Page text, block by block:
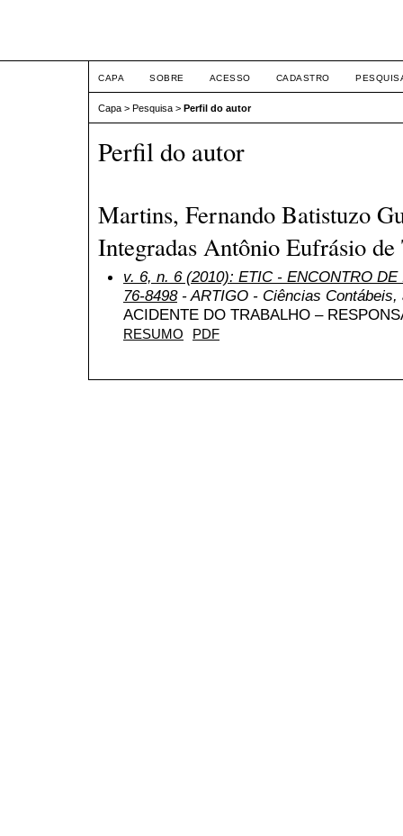
CAPA SOBRE ACESSO CADASTRO
Capa > Pesquisa > Perfil do autor
Perfil do autor
Martins, Fernando Batistuzo
Integradas Antônio Eufrásio
v. 6, n. 6 (2010): ETIC - ENCONTRO
76-8498- ARTIGO - Ciências Contábeis,
ACIDENTE DO TRABALHO –
RESUMO PDF